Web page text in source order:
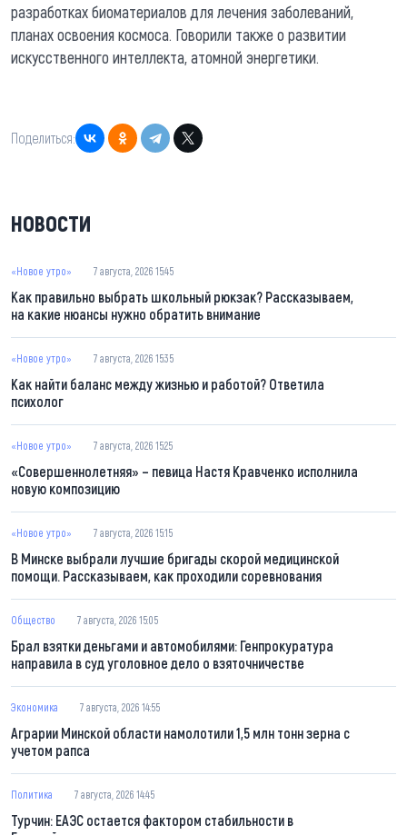
разработках биоматериалов для лечения заболеваний,
планах освоения космоса. Говорили также о развитии
искусственного интеллекта, атомной энергетики.
Поделиться:
НОВОСТИ
«Новое утро» 7 августа, 2026 15:45
Как правильно выбрать школьный рюкзак? Рассказываем,
на какие нюансы нужно обратить внимание
«Новое утро» 7 августа, 2026 15:35
Как найти баланс между жизнью и работой? Ответила
психолог
«Новое утро» 7 августа, 2026 15:25
«Совершеннолетняя» – певица Настя Кравченко исполнила
новую композицию
«Новое утро» 7 августа, 2026 15:15
В Минске выбрали лучшие бригады скорой медицинской
помощи. Рассказываем, как проходили соревнования
Общество 7 августа, 2026 15:05
Брал взятки деньгами и автомобилями: Генпрокуратура
направила в суд уголовное дело о взяточничестве
Экономика 7 августа, 2026 14:55
Аграрии Минской области намолотили 1,5 млн тонн зерна с
учетом рапса
Политика 7 августа, 2026 14:45
Турчин: ЕАЭС остается фактором стабильности в